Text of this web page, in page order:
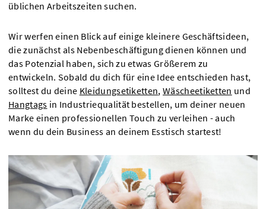
üblichen Arbeitszeiten suchen.
Wir werfen einen Blick auf einige kleinere Geschäftsideen,
die zunächst als Nebenbeschäftigung dienen können und
das Potenzial haben, sich zu etwas Größerem zu
entwickeln. Sobald du dich für eine Idee entschieden hast,
solltest du deine Kleidungsetiketten, Wäscheetiketten und
Hangtags in Industriequalität bestellen, um deiner neuen
Marke einen professionellen Touch zu verleihen - auch
wenn du dein Business an deinem Esstisch startest!